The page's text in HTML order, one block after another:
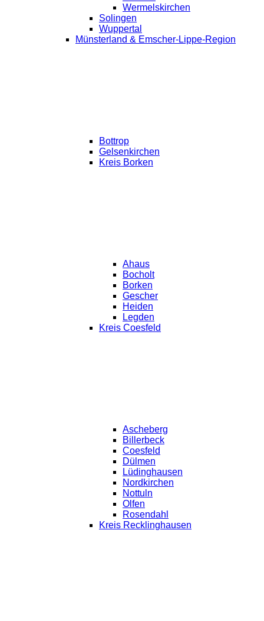
Wermelskirchen
Solingen
Wuppertal
Münsterland & Emscher-Lippe-Region
Bottrop
Gelsenkirchen
Kreis Borken
Ahaus
Bocholt
Borken
Gescher
Heiden
Legden
Kreis Coesfeld
Ascheberg
Billerbeck
Coesfeld
Dülmen
Lüdinghausen
Nordkirchen
Nottuln
Olfen
Rosendahl
Kreis Recklinghausen